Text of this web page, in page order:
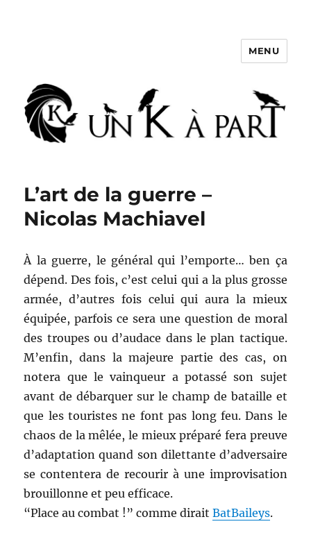
MENU
L’art de la guerre –
Nicolas Machiavel
À la guerre, le général qui l’emporte… ben ça
dépend. Des fois, c’est celui qui a la plus grosse
armée, d’autres fois celui qui aura la mieux
équipée, parfois ce sera une question de moral
des troupes ou d’audace dans le plan tactique.
M’enfin, dans la majeure partie des cas, on
notera que le vainqueur a potassé son sujet
avant de débarquer sur le champ de bataille et
que les touristes ne font pas long feu. Dans le
chaos de la mêlée, le mieux préparé fera preuve
d’adaptation quand son dilettante d’adversaire
se contentera de recourir à une improvisation
brouillonne et peu efficace.
“Place au combat !” comme diraitBatBaileys.